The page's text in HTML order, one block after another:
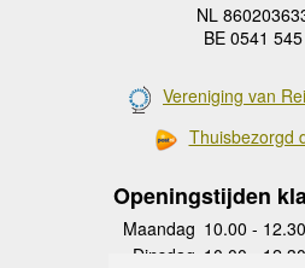
NL
BE 0541
Vereniging van
Thuisbezorgd
Openingstijden
Maandag 10.00 -
Dinsdag 10.00 -